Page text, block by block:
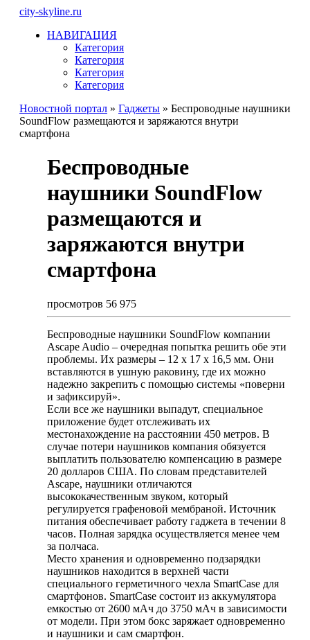
city-skyline.ru
НАВИГАЦИЯ
Категория
Категория
Категория
Категория
Новостной портал » Гаджеты » Беспроводные наушники
SoundFlow размещаются и заряжаются внутри
смартфона
Беспроводные
наушники SoundFlow
размещаются и
заряжаются внутри
смартфона
просмотров 56 975
Беспроводные наушники SoundFlow компании
Ascape Audio – очередная попытка решить обе эти
проблемы. Их размеры – 12 х 17 х 16,5 мм. Они
вставляются в ушную раковину, где их можно
надежно закрепить с помощью системы «поверни
и зафиксируй».
Если все же наушники выпадут, специальное
приложение будет отслеживать их
местонахождение на расстоянии 450 метров. В
случае потери наушников компания обязуется
выплатить пользователю компенсацию в размере
20 долларов США. По словам представителей
Ascape, наушники отличаются
высококачественным звуком, который
регулируется графеновой мембраной. Источник
питания обеспечивает работу гаджета в течении 8
часов. Полная зарядка осуществляется менее чем
за полчаса.
Место хранения и одновременно подзарядки
наушников находится в верхней части
специального герметичного чехла SmartCase для
смартфонов. SmartCase состоит из аккумулятора
емкостью от 2600 мАч до 3750 мАч в зависимости
от модели. При этом бокс заряжает одновременно
и наушники и сам смартфон.